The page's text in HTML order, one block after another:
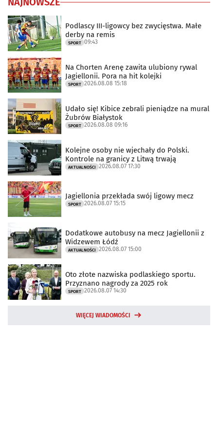
Podlascy III-ligowcy bez zwycięstwa. Małe
derby na remis
SPORT 09:43
Na Chorten Arenę zawita ulubiony rywal
Jagiellonii. Pora na hit kolejki
SPORT 2026.08.08 15:18
Udało się! Kibice zebrali pieniądze na mural
Żubrów Białystok
SPORT 2026.08.08 09:16
Kolejne osoby nie wjechały do Polski.
Kontrole na granicy z Litwą trwają
AKTUALNOŚCI 2026.08.07 17:30
Jagiellonia przekłada swój ligowy mecz
SPORT 2026.08.07 15:15
Dodatkowe autobusy na mecz Jagiellonii z
Widzewem Łódź
AKTUALNOŚCI 2026.08.07 15:00
Oto złote nazwiska podlaskiego sportu.
Przyznano nagrody za 2025 rok
SPORT 2026.08.07 14:30
WIĘCEJ WIADOMOŚCI